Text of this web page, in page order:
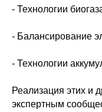
- Технологии
- Балансирование
- Технологии
Реализация этих и
экспертным